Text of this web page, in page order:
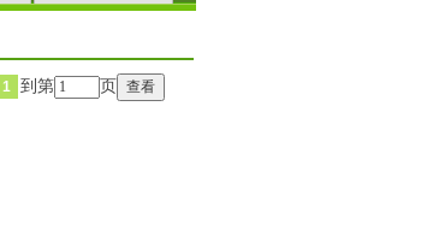
1 到第 页